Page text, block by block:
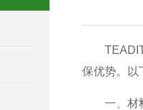
QLS 180M环保农业领域
电机AM 80P参数特点介绍
TEADIT
保优势。以
一、材料